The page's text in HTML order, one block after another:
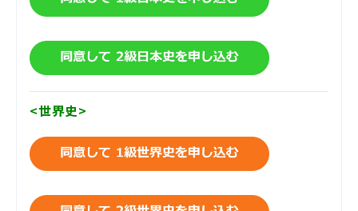
「当社が保有しているお客様に関する情
報」、「氏名」、「eメールアドレス」、
「電話番号（自宅・携帯・勤務先）」、
「請求先情報」、「配送先住所」等。
お客様が利用されているカード発行会社
が外国にある場合、これらの情報は当該
カード発行会社が所属する国に移転され
る場合があります。
<世界史>